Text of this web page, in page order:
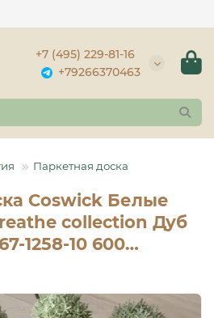
+7 (495) 229-81-16
+79266370463
Паркетная доска
Coswick Белые
collection Дуб
1258-10 600…